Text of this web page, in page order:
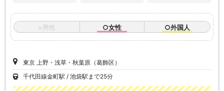
×男性 ○女性 ○外国人
東京 上野・浅草・秋葉原（葛飾区）
千代田線金町駅
池袋駅まで25分